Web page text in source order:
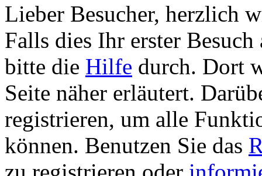
Lieber Besucher, herzlich
Falls dies Ihr erster
bitte die Hilfe durch. Dort
Seite näher erläutert.
registrieren, um alle
können. Benutzen Sie das